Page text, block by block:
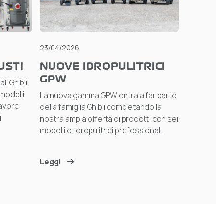
Ghibli
23/04/2026
NUOVE IDROPULITRICI
GPW
La nuova gamma GPW entra a far parte
della famiglia Ghibli completando la
nostra ampia offerta di prodotti con sei
modelli di idropulitrici professionali.
Leggi